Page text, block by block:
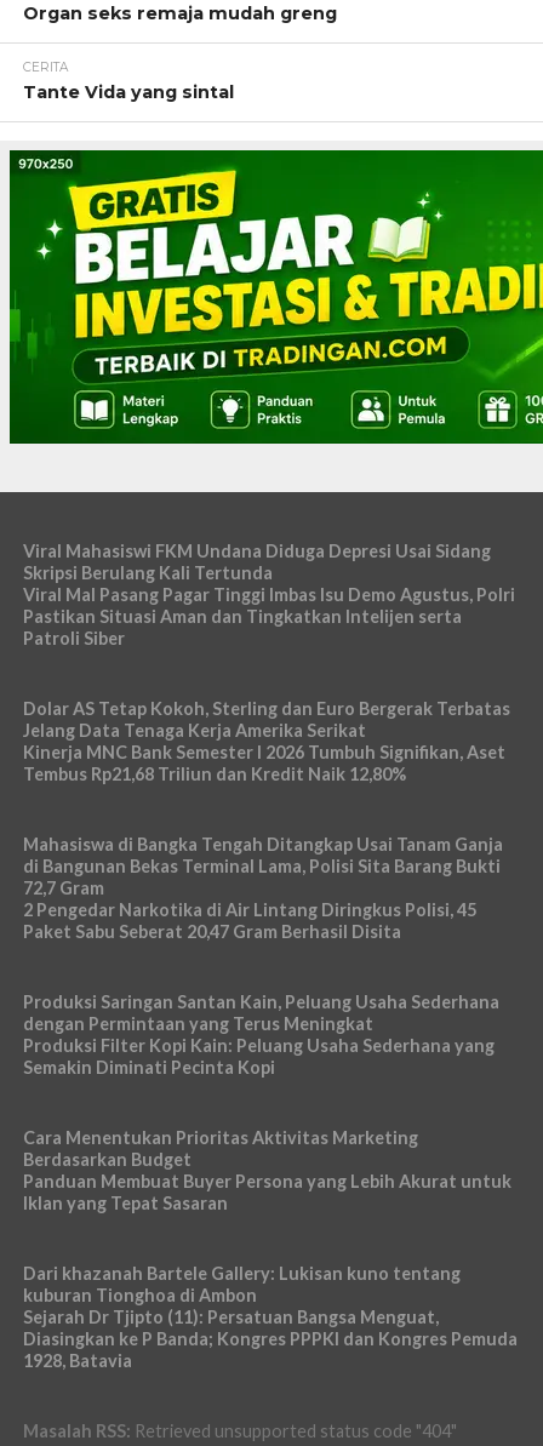
Organ seks remaja mudah greng
CERITA
Tante Vida yang sintal
Viral Mahasiswi FKM Undana Diduga Depresi Usai Sidang
Skripsi Berulang Kali Tertunda
Viral Mal Pasang Pagar Tinggi Imbas Isu Demo Agustus, Polri
Pastikan Situasi Aman dan Tingkatkan Intelijen serta
Patroli Siber
Dolar AS Tetap Kokoh, Sterling dan Euro Bergerak Terbatas
Jelang Data Tenaga Kerja Amerika Serikat
Kinerja MNC Bank Semester I 2026 Tumbuh Signifikan, Aset
Tembus Rp21,68 Triliun dan Kredit Naik 12,80%
Mahasiswa di Bangka Tengah Ditangkap Usai Tanam Ganja
di Bangunan Bekas Terminal Lama, Polisi Sita Barang Bukti
72,7 Gram
2 Pengedar Narkotika di Air Lintang Diringkus Polisi, 45
Paket Sabu Seberat 20,47 Gram Berhasil Disita
Produksi Saringan Santan Kain, Peluang Usaha Sederhana
dengan Permintaan yang Terus Meningkat
Produksi Filter Kopi Kain: Peluang Usaha Sederhana yang
Semakin Diminati Pecinta Kopi
Cara Menentukan Prioritas Aktivitas Marketing
Berdasarkan Budget
Panduan Membuat Buyer Persona yang Lebih Akurat untuk
Iklan yang Tepat Sasaran
Dari khazanah Bartele Gallery: Lukisan kuno tentang
kuburan Tionghoa di Ambon
Sejarah Dr Tjipto (11): Persatuan Bangsa Menguat,
Diasingkan ke P Banda; Kongres PPPKI dan Kongres Pemuda
1928, Batavia
Masalah RSS: Retrieved unsupported status code "404"